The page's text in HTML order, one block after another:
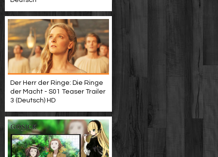
Der Herr der Ringe: Die Ringe
der Macht - S01 Teaser Trailer
3 (Deutsch) HD